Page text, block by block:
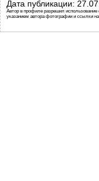
Дата публикации:
Автор в профиле разрешил
указанием автора фотографии и ссылки